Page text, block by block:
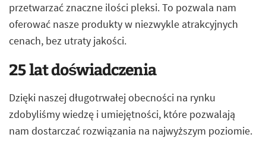
przetwarzać znaczne ilości pleksi. To pozwala nam
oferować nasze produkty w niezwykle atrakcyjnych
cenach, bez utraty jakości.
25 lat doświadczenia
Dzięki naszej długotrwałej obecności na rynku
zdobyliśmy wiedzę i umiejętności, które pozwalają
nam dostarczać rozwiązania na najwyższym poziomie.